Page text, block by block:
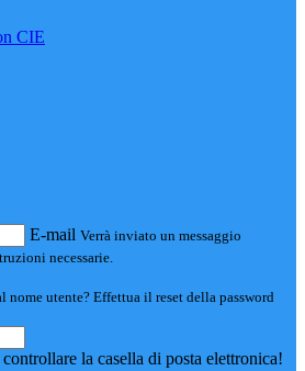
CIE
E-mail Verrà inviato un messaggio
necessarie.
nome utente? Effettua il reset della password
la casella di posta elettronica!